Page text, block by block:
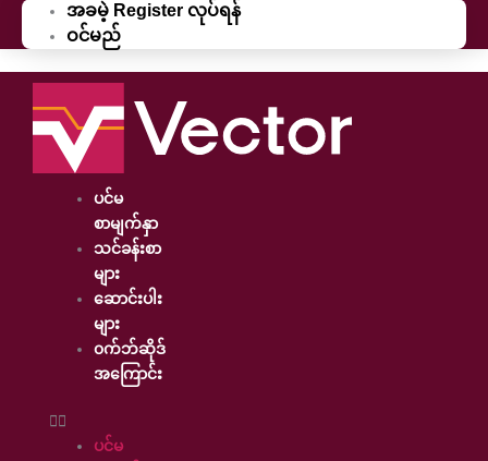
အခမဲ့ Register လုပ်ရန်
ဝင်မည်
ပင်မ
စာမျက်နှာ
သင်ခန်းစာ
များ
ဆောင်းပါး
များ
၀က်ဘ်ဆိုဒ်
အကြောင်း
ပင်မ